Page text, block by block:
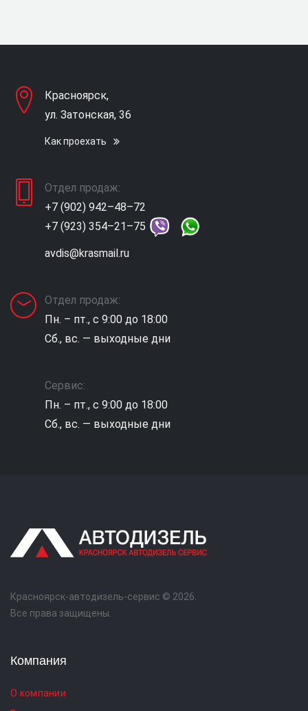
Красноярск,
ул. Затонская, 36
Как проехать
Отдел продаж:
+7 (902) 942–48–72
+7 (923) 354–21–75
avdis@krasmail.ru
Отдел продаж:
Пн. – пт., с 9:00 до 18:00
Сб., вс. — выходные дни
Сервис:
Пн. – пт., с 9:00 до 18:00
Сб., вс. — выходные дни
Красноярск-автодизель-сервис © 2026.
Все права защищены.
Компания
О компании